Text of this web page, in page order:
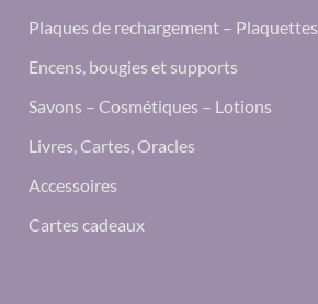
Plaques de rechargement – Plaquettes
Encens, bougies et supports
Savons – Cosmétiques – Lotions
Livres, Cartes, Oracles
Accessoires
Cartes cadeaux